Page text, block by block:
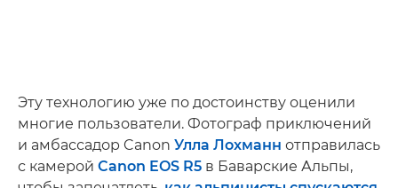
Эту технологию уже по достоинству оценили
многие пользователи. Фотограф приключений
и амбассадор Canon Улла Лохманн отправилась
с камерой Canon EOS R5 в Баварские Альпы,